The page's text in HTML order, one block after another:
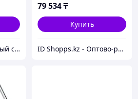
МЕГА ТУЛС — Оптовый строительный магазин!
79 534₸
Купить
ID Shopps.kz - Оптово-розничный Склад